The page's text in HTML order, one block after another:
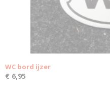
WC bord ijzer
€ 6,95